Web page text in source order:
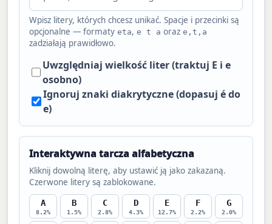
Wpisz litery, których chcesz unikać. Spacje i przecinki są
opcjonalne — formaty eta, e t a oraz e,t,a
zadziałają prawidłowo.
Uwzględniaj wielkość liter (traktuj E i e
osobno)
Ignoruj znaki diakrytyczne (dopasuj é do
e)
Interaktywna tarcza alfabetyczna
Kliknij dowolną literę, aby ustawić ją jako zakazaną.
Czerwone litery są zablokowane.
A
8.2%
B
1.5%
C
2.8%
D
4.3%
E
12.7%
F
2.2%
G
2.0%